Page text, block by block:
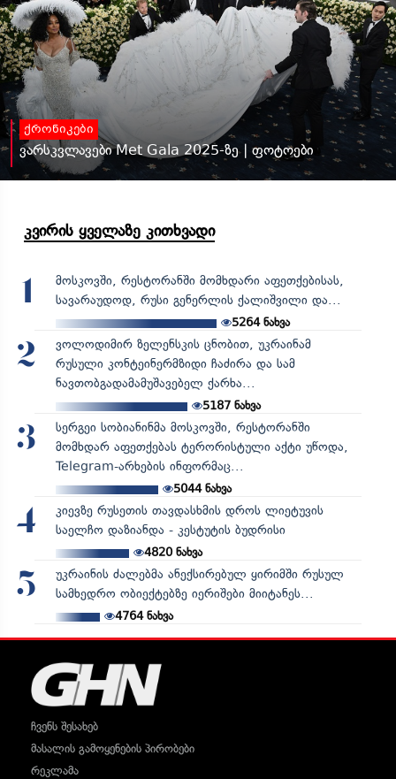
ქრონიკები
ვარსკვლავები Met Gala 2025-ზე | ფოტოები
კვირის ყველაზე კითხვადი
1
მოსკოვში, რესტორანში მომხდარი აფეთქებისას,
სავარაუდოდ, რუსი გენერლის ქალიშვილი და...
5264ნახვა
2
ვოლოდიმირ ზელენსკის ცნობით, უკრაინამ
რუსული კონტეინერმზიდი ჩაძირა და სამ
ნავთობგადამამუშავებელ ქარხა...
5187ნახვა
3
სერგეი სობიანინმა მოსკოვში, რესტორანში
მომხდარ აფეთქებას ტერორისტული აქტი უწოდა,
Telegram-არხების ინფორმაც...
5044ნახვა
4
კიევზე რუსეთის თავდასხმის დროს ლიეტუვის
საელჩო დაზიანდა - კესტუტის ბუდრისი
4820ნახვა
5
უკრაინის ძალებმა ანექსირებულ ყირიმში რუსულ
სამხედრო ობიექტებზე იერიშები მიიტანეს...
4764ნახვა
ჩვენს შესახებ
მასალის გამოყენების პირობები
რეკლამა